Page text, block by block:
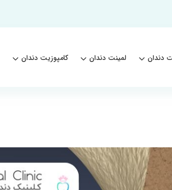
دندان لمینت دندان کامپوزیت دندان